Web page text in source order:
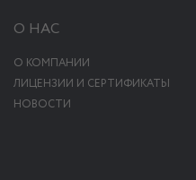
О НАС
О КОМПАНИИ
ЛИЦЕНЗИИ И СЕРТИФИКАТЫ
НОВОСТИ